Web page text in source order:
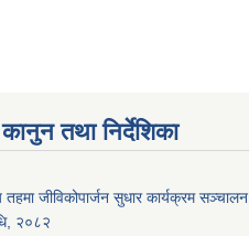
तथा निर्देशिका
तहमा जीविकोपार्जन सुधार कार्यक्रम सञ्चालन
२०८२